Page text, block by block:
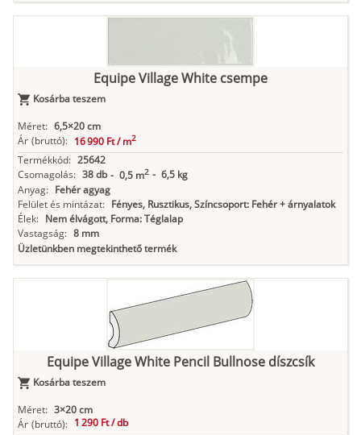
Equipe Village White csempe
Kosárba teszem
Méret: 6,5×20 cm
Ár (bruttó): 16 990 Ft /m2
Termékkód: 25642
Csomagolás: 38 db - 0,5 m2 - 6,5 kg
Anyag: Fehér agyag
Felület és mintázat: Fényes, Rusztikus, Színcsoport: Fehér + árnyalatok
Élek: Nem élvágott, Forma: Téglalap
Vastagság: 8 mm
Üzletünkben megtekinthető termék
Equipe Village White Pencil Bullnose díszcsík
Kosárba teszem
Méret: 3×20 cm
Ár (bruttó): 1 290 Ft /db